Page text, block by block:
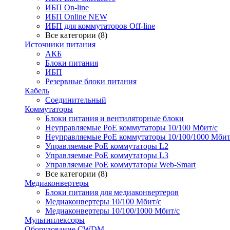
ИБП On-line
ИБП Online NEW
ИБП для коммутаторов Off-line
Все категории (8)
Источники питания
АКБ
Блоки питания
ИБП
Резервные блоки питания
Кабель
Соединительный
Коммутаторы
Блоки питания и вентиляторные блоки
Неуправляемые PoE коммутаторы 10/100 Мбит/с
Неуправляемые PoE коммутаторы 10/100/1000
Управляемые PoE коммутаторы L2
Управляемые PoE коммутаторы L3
Управляемые PoE коммутаторы Web-Smart
Все категории (8)
Медиаконвертеры
Блоки питания для медиаконвертеров
Медиаконвертеры 10/100 Мбит/с
Медиаконвертеры 10/100/1000 Мбит/c
Мультиплексоры